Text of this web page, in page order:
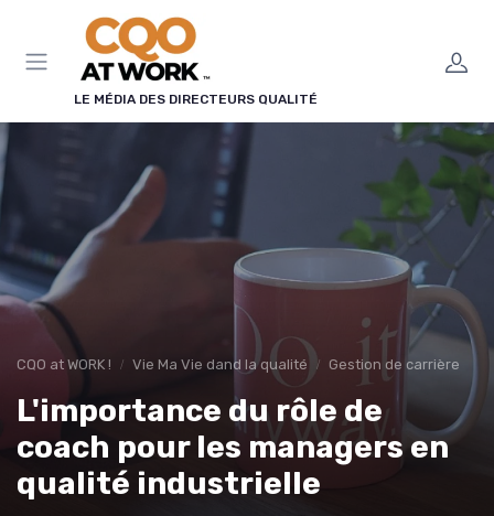
LE MÉDIA DES DIRECTEURS QUALITÉ
CQO at WORK ! Vie Ma Vie dand la qualité Gestion de carrière
L'importance du rôle de
coach pour les managers en
qualité industrielle
Panneau de gestion des cookies